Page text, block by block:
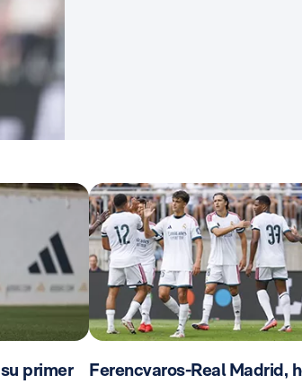
primer
Ferencvaros-Real Madrid,